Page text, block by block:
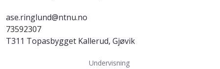
ase.ringlund@ntnu.no
73592307
T311 Topasbygget Kallerud, Gjøvik
Undervisning